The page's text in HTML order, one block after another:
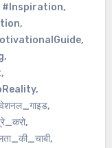
#Inspiration,
,
,
,
,
,
,
,
,